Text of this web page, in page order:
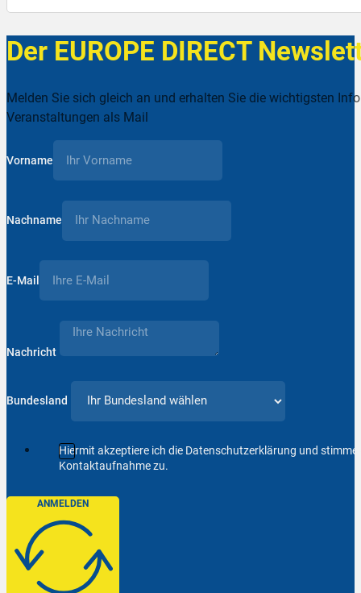
Der EUROPE DIRECT
Melden Sie sich gleich an und erhalten Sie die wichtigsten
Veranstaltungen als Mail
Vorname
Nachname
E-Mail
Nachricht
Bundesland
Hiermit akzeptiere ich die Datenschutzerklärung und
Kontaktaufnahme zu.
ANMELDEN